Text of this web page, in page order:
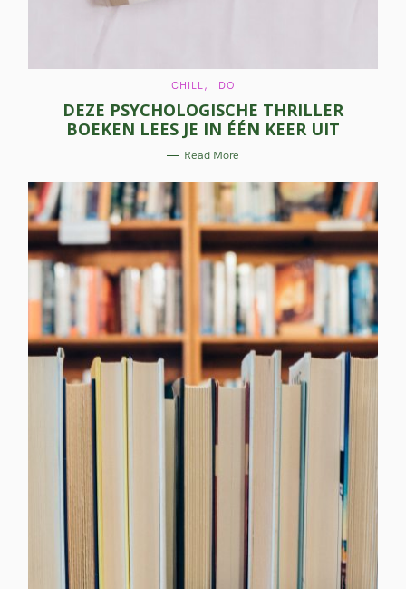
C
T
E
O
R
I
S
CHILL DO
DEZE PSYCHOLOGISCHE THRILLER
BOEKEN LEES JE IN ÉÉN KEER UIT
Read More